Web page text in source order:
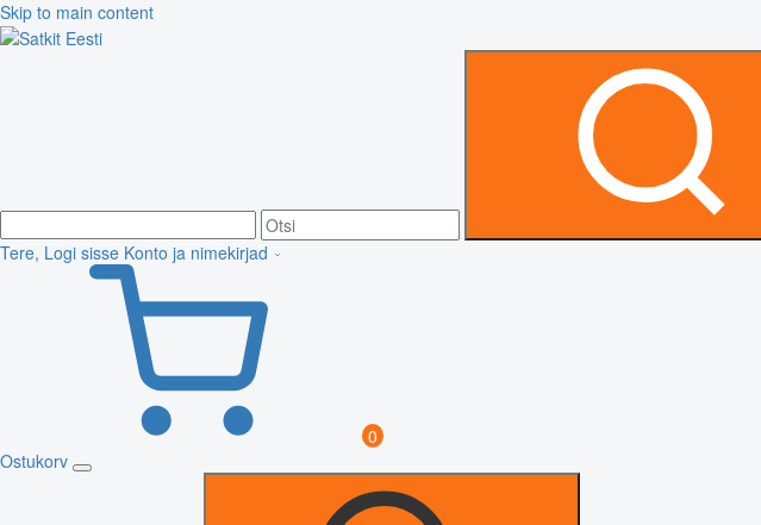
Skip to main content
Tere, Logi sisse Konto ja nimekirjad
0
Ostukorv